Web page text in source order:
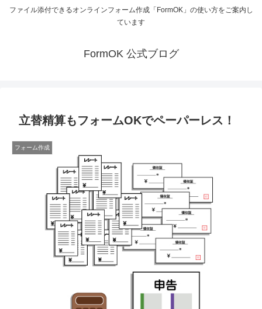
ファイル添付できるオンラインフォーム作成「FormOK」の使い方をご案内し
ています
FormOK 公式ブログ
立替精算もフォームOKでペーパーレス！
フォーム作成